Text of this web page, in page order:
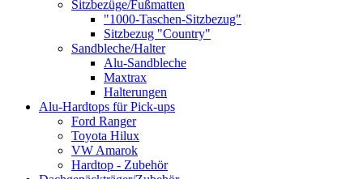
Sitzbezüge/Fußmatten
"1000-Taschen-Sitzbezug"
Sitzbezug "Country"
Sandbleche/Halter
Alu-Sandbleche
Maxtrax
Halterungen
Alu-Hardtops für Pick-ups
Ford Ranger
Toyota Hilux
VW Amarok
Hardtop - Zubehör